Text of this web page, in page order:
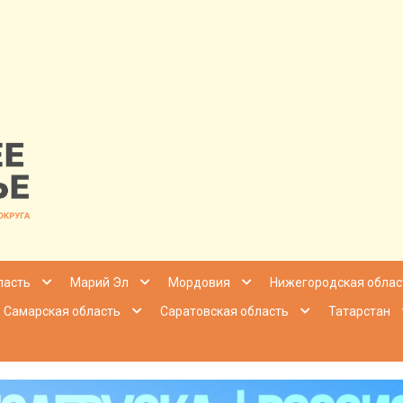
|Марий Эл Мордовия
Нижегородская
Самарская область Саратовская область
Татарстан